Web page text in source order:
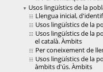
Usos lingüístics de la
Llengua inicial,
Usos lingüístics de la
Usos lingüístics de la
el català. Àmbits
Per coneixement de
Usos lingüístics de la
àmbits d'ús. Àmbits